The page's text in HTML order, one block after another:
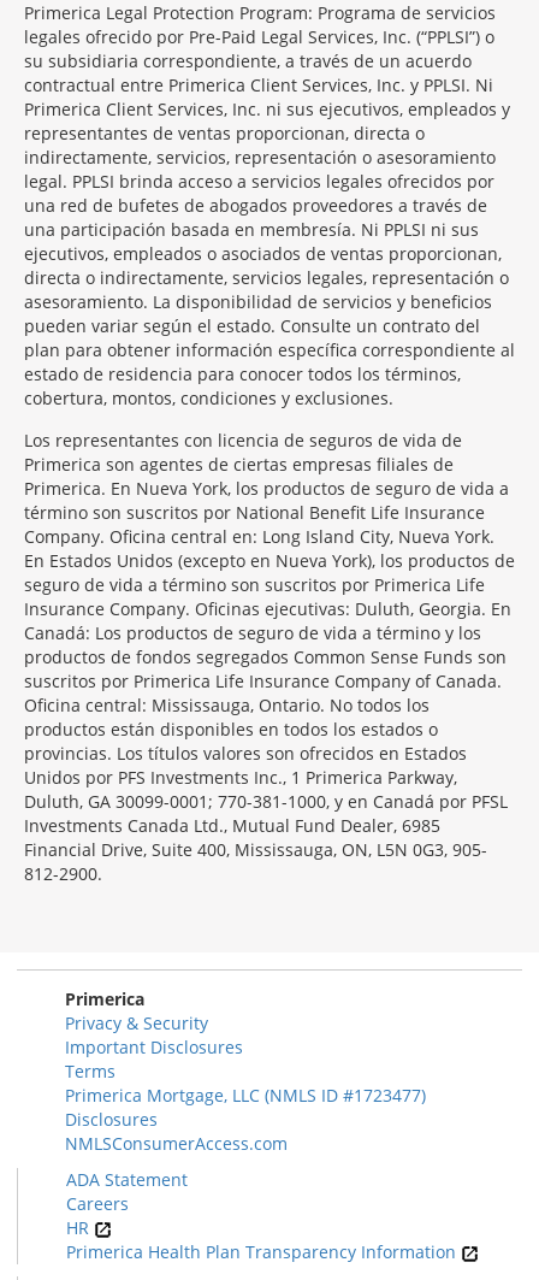
Primerica Legal Protection Program: Programa de servicios
legales ofrecido por Pre-Paid Legal Services, Inc. (“PPLSI”) o
su subsidiaria correspondiente, a través de un acuerdo
contractual entre Primerica Client Services, Inc. y PPLSI. Ni
Primerica Client Services, Inc. ni sus ejecutivos, empleados y
representantes de ventas proporcionan, directa o
indirectamente, servicios, representación o asesoramiento
legal. PPLSI brinda acceso a servicios legales ofrecidos por
una red de bufetes de abogados proveedores a través de
una participación basada en membresía. Ni PPLSI ni sus
ejecutivos, empleados o asociados de ventas proporcionan,
directa o indirectamente, servicios legales, representación o
asesoramiento. La disponibilidad de servicios y beneficios
pueden variar según el estado. Consulte un contrato del
plan para obtener información específica correspondiente al
estado de residencia para conocer todos los términos,
cobertura, montos, condiciones y exclusiones.
Morgage
Disclosures
Section
Los representantes con licencia de seguros de vida de
Primerica son agentes de ciertas empresas filiales de
Primerica. En Nueva York, los productos de seguro de vida a
término son suscritos por National Benefit Life Insurance
Company. Oficina central en: Long Island City, Nueva York.
En Estados Unidos (excepto en Nueva York), los productos de
seguro de vida a término son suscritos por Primerica Life
Insurance Company. Oficinas ejecutivas: Duluth, Georgia. En
Canadá: Los productos de seguro de vida a término y los
productos de fondos segregados Common Sense Funds son
suscritos por Primerica Life Insurance Company of Canada.
Oficina central: Mississauga, Ontario. No todos los
productos están disponibles en todos los estados o
provincias. Los títulos valores son ofrecidos en Estados
Unidos por PFS Investments Inc., 1 Primerica Parkway,
Duluth, GA 30099-0001; 770-381-1000, y en Canadá por PFSL
Investments Canada Ltd., Mutual Fund Dealer, 6985
Financial Drive, Suite 400, Mississauga, ON, L5N 0G3, 905-
812-2900.
Primerica
Privacy & Security
Important Disclosures
Terms
Primerica Mortgage, LLC (NMLS ID #1723477)
Disclosures
NMLSConsumerAccess.com
ADA Statement
Careers
HR
Primerica Health Plan Transparency Information